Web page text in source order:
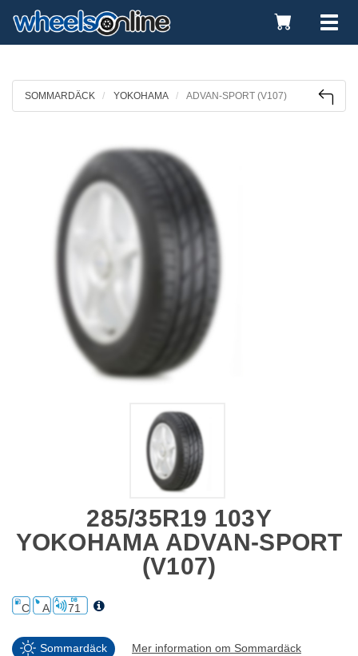
Toggle
Cart
SOMMARDÄCK YOKOHAMA ADVAN-SPORT (V107)
285/35R19 103Y
YOKOHAMA ADVAN-SPORT
(V107)
C A 71
Sommardäck Mer information om Sommardäck